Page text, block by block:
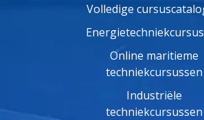
Volledige
Online maritieme
techniekcursussen
Industriële
techniekcursussen